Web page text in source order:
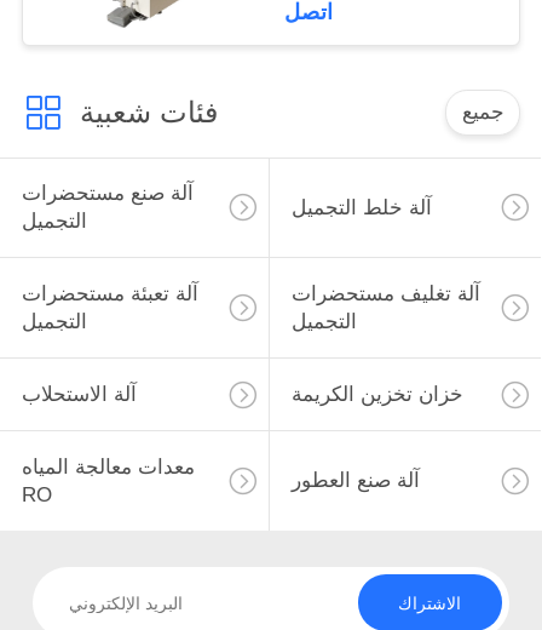
اتصل
فئات شعبية جميع
آلة صنع مستحضرات
التجميل
آلة خلط التجميل
آلة تعبئة مستحضرات
التجميل
آلة تغليف مستحضرات
التجميل
آلة الاستحلاب خزان تخزين الكريمة
معدات معالجة المياه
RO
آلة صنع العطور
الاشتراك